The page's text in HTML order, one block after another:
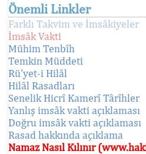
Önemli Linkler
Farklı Takvim ve İmsâkiyeler
İmsâk Vakti
Mühim Tenbîh
Temkin Müddeti
Rü'yet-i Hilâl
Hilâl Rasadları
Senelik Hicrî Kamerî Târîhler
Yanlış imsâk vakti açıklaması
Doğru imsâk vakti açıklaması
Rasad hakkında açıklama
Namaz Nasıl Kılınır